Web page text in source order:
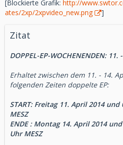
Charaktertitel: "Der
Spieler erhalten den
im Online-Laden kaufen.
automatisch den bevorzugten
'Mein SWTOR'-Bereich auf der
preisgekröntes MMO, das
klassischen Star WarsTM-Filmen
schließen sich online mit ihren
heldenhaften Schlachten
[Blockierte Grafik: http://
ates/2xp/2xpvideo_new.png
]
Zitat
DOPPEL-EP-WOCHENENDEN:
Erhaltet zwischen dem 11. - 14.
folgenden Zeiten doppelte EP:
START: Freitag 11. April 2014
MESZ
ENDE : Montag 14. April 2014
Uhr MESZ